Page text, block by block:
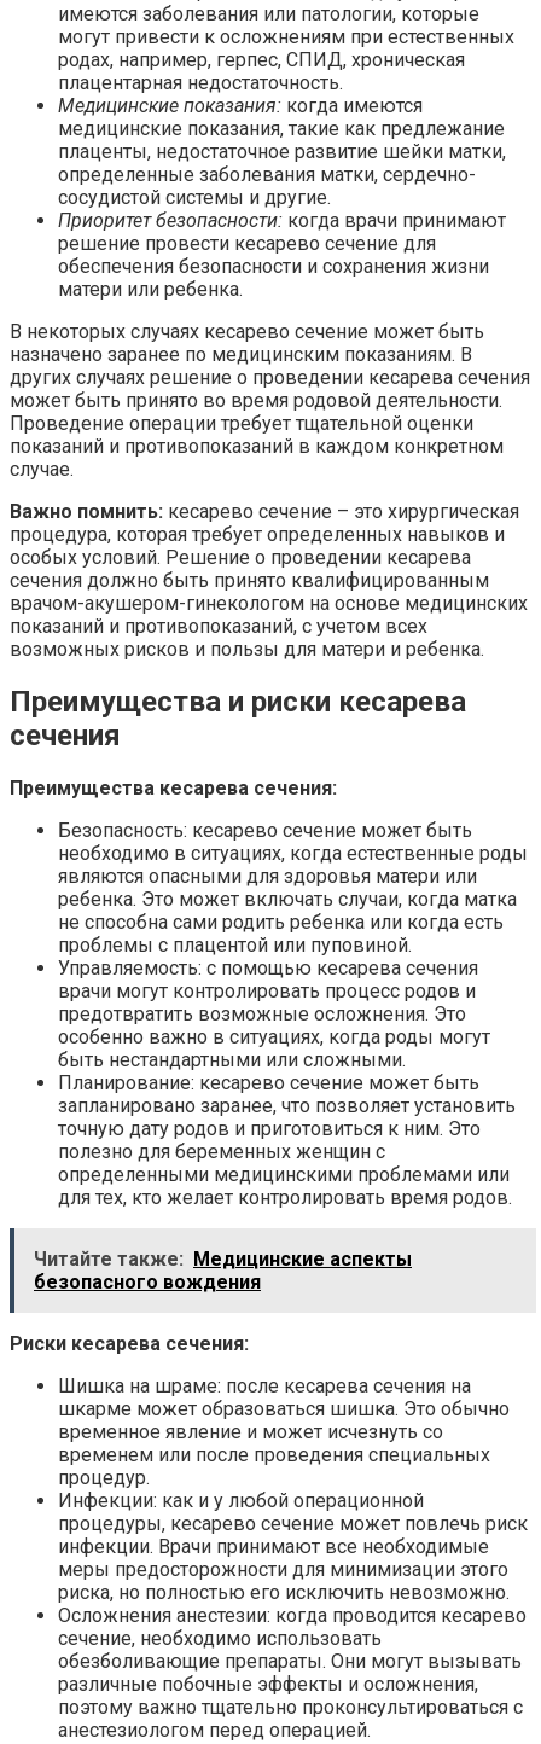
имеются заболевания или патологии, которые
могут привести к осложнениям при естественных
родах, например, герпес, СПИД, хроническая
плацентарная недостаточность.
Медицинские показания: когда имеются
медицинские показания, такие как предлежание
плаценты, недостаточное развитие шейки матки,
определенные заболевания матки, сердечно-
сосудистой системы и другие.
Приоритет безопасности: когда врачи принимают
решение провести кесарево сечение для
обеспечения безопасности и сохранения жизни
матери или ребенка.
В некоторых случаях кесарево сечение может быть
назначено заранее по медицинским показаниям. В
других случаях решение о проведении кесарева сечения
может быть принято во время родовой деятельности.
Проведение операции требует тщательной оценки
показаний и противопоказаний в каждом конкретном
случае.
Важно помнить: кесарево сечение – это хирургическая
процедура, которая требует определенных навыков и
особых условий. Решение о проведении кесарева
сечения должно быть принято квалифицированным
врачом-акушером-гинекологом на основе медицинских
показаний и противопоказаний, с учетом всех
возможных рисков и пользы для матери и ребенка.
Преимущества и риски кесарева
сечения
Преимущества кесарева сечения:
Безопасность: кесарево сечение может быть
необходимо в ситуациях, когда естественные роды
являются опасными для здоровья матери или
ребенка. Это может включать случаи, когда матка
не способна сами родить ребенка или когда есть
проблемы с плацентой или пуповиной.
Управляемость: с помощью кесарева сечения
врачи могут контролировать процесс родов и
предотвратить возможные осложнения. Это
особенно важно в ситуациях, когда роды могут
быть нестандартными или сложными.
Планирование: кесарево сечение может быть
запланировано заранее, что позволяет установить
точную дату родов и приготовиться к ним. Это
полезно для беременных женщин с
определенными медицинскими проблемами или
для тех, кто желает контролировать время родов.
Читайте также:
Медицинские аспекты
безопасного вождения
Риски кесарева сечения:
Шишка на шраме: после кесарева сечения на
шкарме может образоваться шишка. Это обычно
временное явление и может исчезнуть со
временем или после проведения специальных
процедур.
Инфекции: как и у любой операционной
процедуры, кесарево сечение может повлечь риск
инфекции. Врачи принимают все необходимые
меры предосторожности для минимизации этого
риска, но полностью его исключить невозможно.
Осложнения анестезии: когда проводится кесарево
сечение, необходимо использовать
обезболивающие препараты. Они могут вызывать
различные побочные эффекты и осложнения,
поэтому важно тщательно проконсультироваться с
анестезиологом перед операцией.